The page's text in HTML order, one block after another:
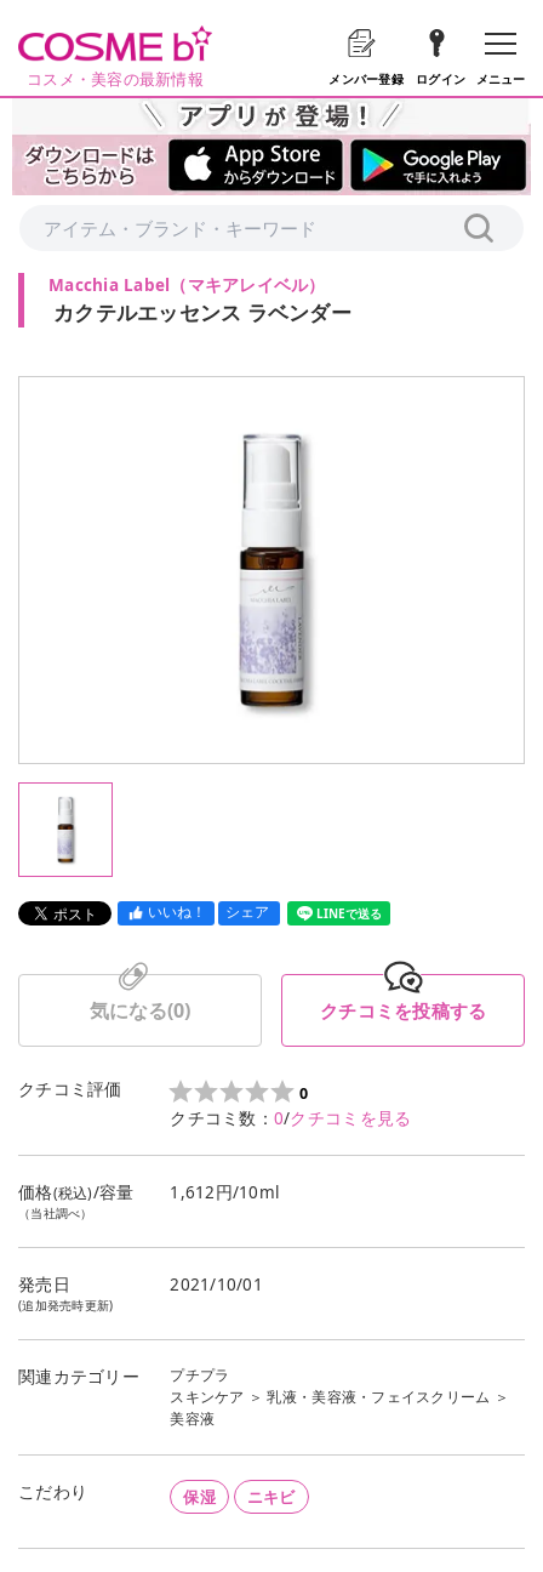
コスメ・美容の最新情報 メンバー登録 ログイン メニュー
Macchia Label （マキアレイベル）
カクテルエッセンス ラベンダー
いいね！ シェア LINEで送る
気になる(0) クチコミを投稿する
クチコミ評価 0
クチコミ数： 0/クチコミを見る
価格(税込)/容量
（当社調べ）
1,612円/10ml
発売日
(追加発売時更新)
2021/10/01
関連カテゴリー
プチプラ
スキンケア ＞乳液・美容液・フェイスクリーム ＞
美容液
こだわり 保湿 ニキビ